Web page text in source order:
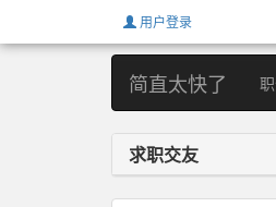
用户登录
简直太快了
求职交友